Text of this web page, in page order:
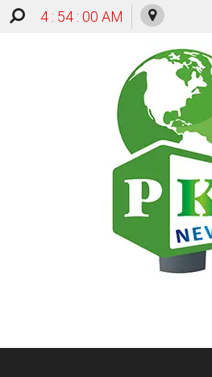
4 : 54 : 00 AM